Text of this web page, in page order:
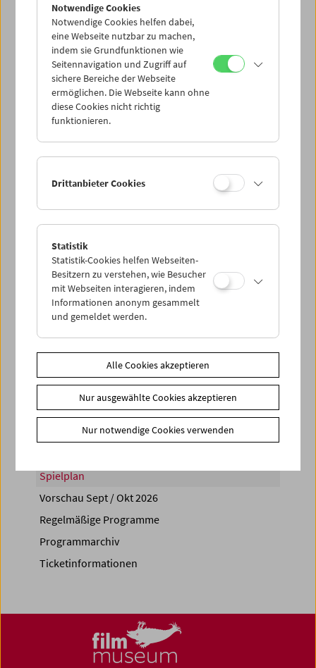
Di 19.6.
Mi 20.6.
Do 21.6.
Sa 23.6.
PROGRAMM ÜBERBLICK
Share on
Spielplan
Vorschau Sept / Okt 2026
Regelmäßige Programme
Programmarchiv
Ticketinformationen
Notwendige Cookies
Notwendige Cookies helfen dabei,
eine Webseite nutzbar zu machen,
indem sie Grundfunktionen wie
Seitennavigation und Zugriff auf
sichere Bereiche der Webseite
ermöglichen. Die Webseite kann ohne
diese Cookies nicht richtig
funktionieren.
Drittanbieter Cookies
Statistik
Statistik-Cookies helfen Webseiten-
Besitzern zu verstehen, wie Besucher
mit Webseiten interagieren, indem
Informationen anonym gesammelt
und gemeldet werden.
Alle Cookies akzeptieren
Nur ausgewählte Cookies akzeptieren
Nur notwendige Cookies verwenden